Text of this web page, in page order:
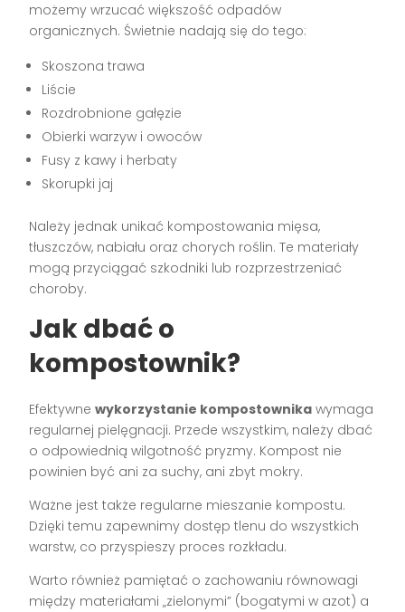
możemy wrzucać większość odpadów
organicznych. Świetnie nadają się do tego:
Skoszona trawa
Liście
Rozdrobnione gałęzie
Obierki warzyw i owoców
Fusy z kawy i herbaty
Skorupki jaj
Należy jednak unikać kompostowania mięsa,
tłuszczów, nabiału oraz chorych roślin. Te materiały
mogą przyciągać szkodniki lub rozprzestrzeniać
choroby.
Jak dbać o
kompostownik?
Efektywnewykorzystanie kompostownika wymaga
regularnej pielęgnacji. Przede wszystkim, należy dbać
o odpowiednią wilgotność pryzmy. Kompost nie
powinien być ani za suchy, ani zbyt mokry.
Ważne jest także regularne mieszanie kompostu.
Dzięki temu zapewnimy dostęp tlenu do wszystkich
warstw, co przyspieszy proces rozkładu.
Warto również pamiętać o zachowaniu równowagi
między materiałami „zielonymi” (bogatymi w azot) a